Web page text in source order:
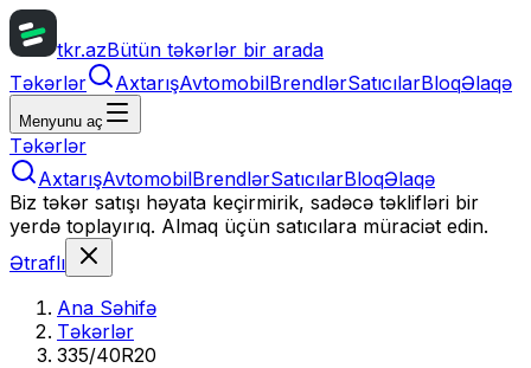
tkr.azBütün təkərlər bir arada
Təkərlər
AxtarışAvtomobilBrendlərSatıcılarBloqƏlaqə
Menyunu aç
Təkərlər
AxtarışAvtomobilBrendlərSatıcılarBloqƏlaqə
Biz təkər satışı həyata keçirmirik, sadəcə təklifləri bir
yerdə toplayırıq. Almaq üçün satıcılara müraciət edin.
Ətraflı
Ana Səhifə
Təkərlər
335/40R20